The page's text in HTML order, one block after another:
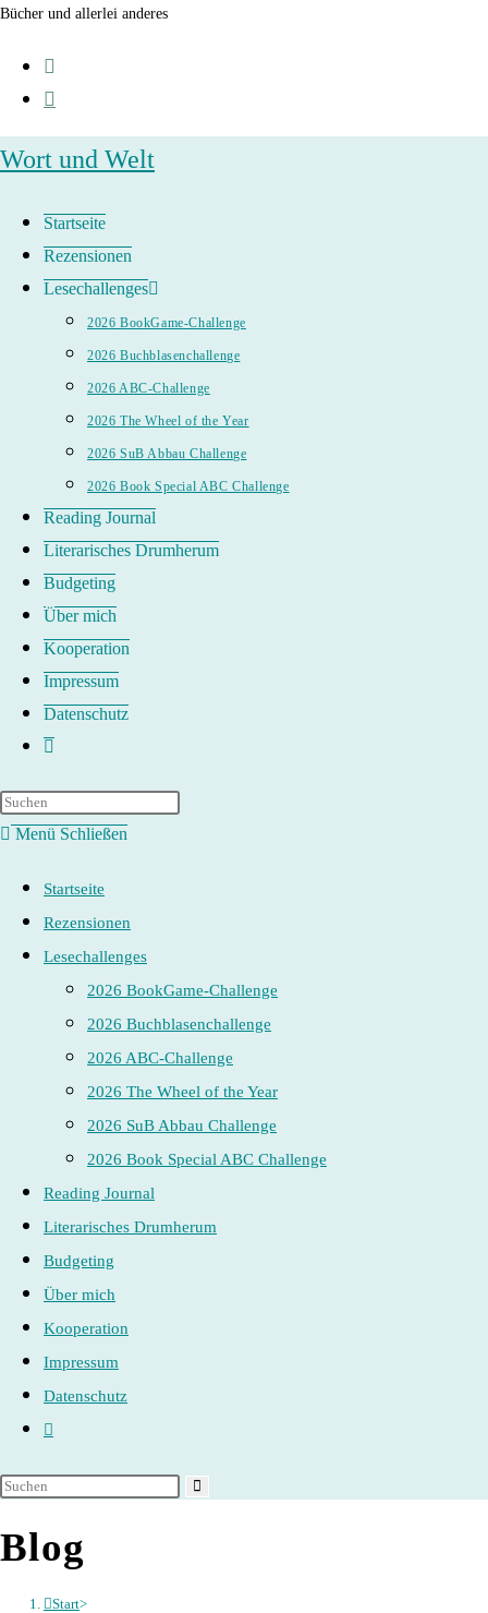
Zum
springen
Bücher und allerlei anderes
Wort und Welt
Startseite
Rezensionen
Lesechallenges
2026 BookGame-Challenge
2026 Buchblasenchallenge
2026 ABC-Challenge
2026 The Wheel of the Year
2026 SuB Abbau Challenge
2026 Book Special ABC Challenge
Reading Journal
Literarisches Drumherum
Budgeting
Über mich
Kooperation
Impressum
Datenschutz
Website-
umschalten
Menü Schließen
Startseite
Rezensionen
Lesechallenges
2026 BookGame-Challenge
2026 Buchblasenchallenge
2026 ABC-Challenge
2026 The Wheel of the Year
2026 SuB Abbau Challenge
2026 Book Special ABC Challenge
Reading Journal
Literarisches Drumherum
Budgeting
Über mich
Kooperation
Impressum
Datenschutz
Website-
umschalten
Blog
Start>